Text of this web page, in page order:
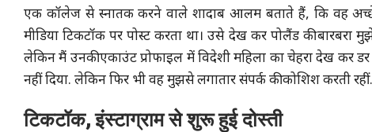
एक कॉलेज से स्नातक करने वाले शादाब आलम बताते हैं, कि वह अच्छे
मीडिया टिकटॉक पर पोस्ट करता था। उसे देख कर पोलैंड की
लेकिन मैं उनकी एकाउंट प्रोफाइल में विदेशी महिला का चेहरा देख कर
नहीं दिया. लेकिन फिर भी वह मुझसे लगातार संपर्क की कोशिश करती
टिकटॉक, इंस्टाग्राम से शुरू हुई दोस्ती